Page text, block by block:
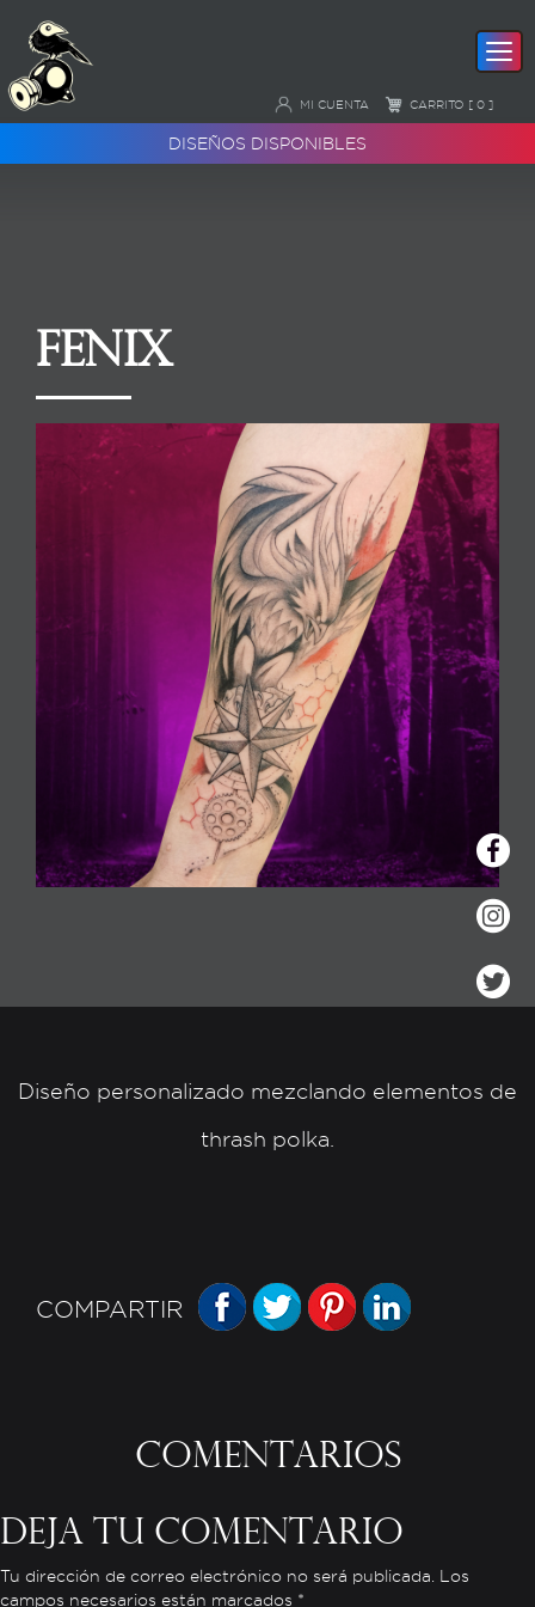
MI CUENTA CARRITO [ 0 ]
DISEÑOS DISPONIBLES
Fenix
Diseño personalizado mezclando elementos de
thrash polka.
COMPARTIR
FACEBOOK
TWITTERPINTEREST
Comentarios
Deja tu comentario
Tu dirección de correo electrónico no será publicada. Los
campos necesarios están marcados *